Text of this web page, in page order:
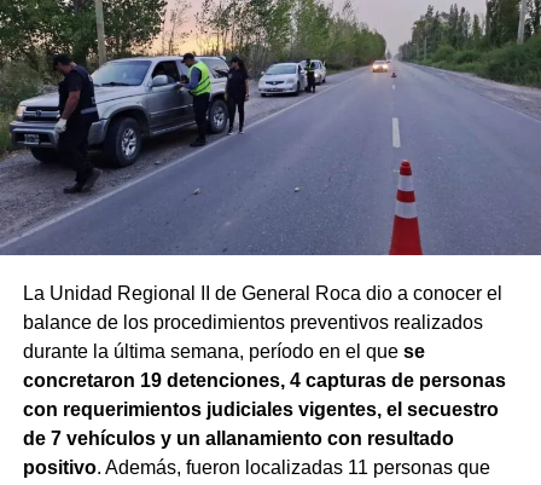
La Unidad Regional II de General Roca dio a conocer el
balance de los procedimientos preventivos realizados
durante la última semana, período en el que se
concretaron 19 detenciones, 4 capturas de personas
con requerimientos judiciales vigentes, el secuestro
de 7 vehículos y un allanamiento con resultado
positivo. Además, fueron localizadas 11 personas que